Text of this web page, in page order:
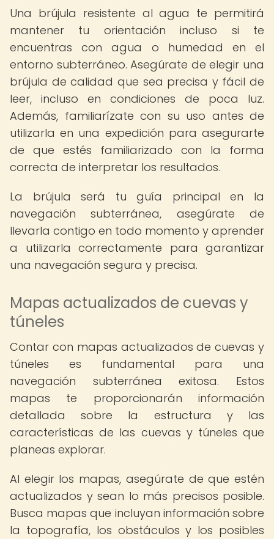
Una brújula resistente al agua te permitirá
mantener tu orientación incluso si te
encuentras con agua o humedad en el
entorno subterráneo. Asegúrate de elegir una
brújula de calidad que sea precisa y fácil de
leer, incluso en condiciones de poca luz.
Además, familiarízate con su uso antes de
utilizarla en una expedición para asegurarte
de que estés familiarizado con la forma
correcta de interpretar los resultados.
La brújula será tu guía principal en la
navegación subterránea, asegúrate de
llevarla contigo en todo momento y aprender
a utilizarla correctamente para garantizar
una navegación segura y precisa.
Mapas actualizados de cuevas y
túneles
Contar con mapas actualizados de cuevas y
túneles es fundamental para una
navegación subterránea exitosa. Estos
mapas te proporcionarán información
detallada sobre la estructura y las
características de las cuevas y túneles que
planeas explorar.
Al elegir los mapas, asegúrate de que estén
actualizados y sean lo más precisos posible.
Busca mapas que incluyan información sobre
la topografía, los obstáculos y los posibles